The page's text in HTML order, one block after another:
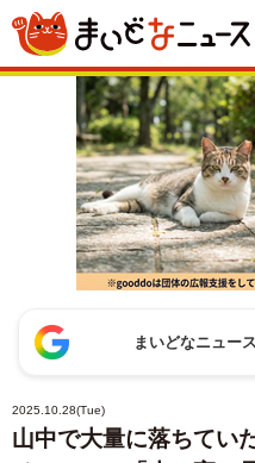
まいどなニュー
2025.10.28(Tue)
山中で大量に落ちて